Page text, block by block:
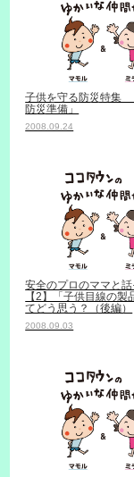
子供を守る防災特集
防災準備」
2008.09.24
安全のプロのママと話
【2】「子供目線の製
てどう思う？（後編）
2008.09.03